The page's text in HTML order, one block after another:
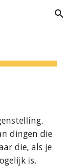
Skip to navigation
dingen die
die, als je
is.